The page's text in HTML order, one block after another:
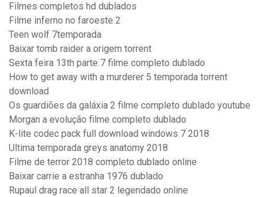
Filmes completos hd dublados
Filme inferno no faroeste 2
Teen wolf 7temporada
Baixar tomb raider a origem torrent
Sexta feira 13th parte 7 filme completo dublado
How to get away with a murderer 5 temporada torrent
download
Os guardiões da galáxia 2 filme completo dublado youtube
Morgan a evolução filme completo dublado
K-lite codec pack full download windows 7 2018
Ultima temporada greys anatomy 2018
Filme de terror 2018 completo dublado online
Baixar carrie a estranha 1976 dublado
Rupaul drag race all star 2 legendado online